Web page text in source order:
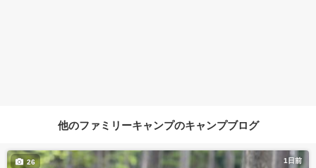
他のファミリーキャンプのキャンプブログ
1日前
26